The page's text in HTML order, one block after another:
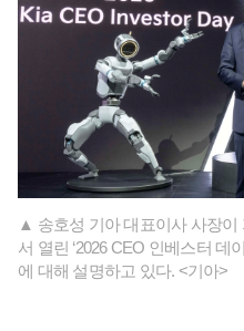
▲ 송호성 기아 대표이사 사장이
서 열린 ‘2026 CEO 인베스터 데
에 대해 설명하고 있다. <기아>